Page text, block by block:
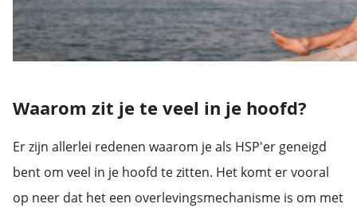
Waarom zit je te veel in je hoofd?
Er zijn allerlei redenen waarom je als HSP'er geneigd
bent om veel in je hoofd te zitten. Het komt er vooral
op neer dat het een overlevingsmechanisme is om met